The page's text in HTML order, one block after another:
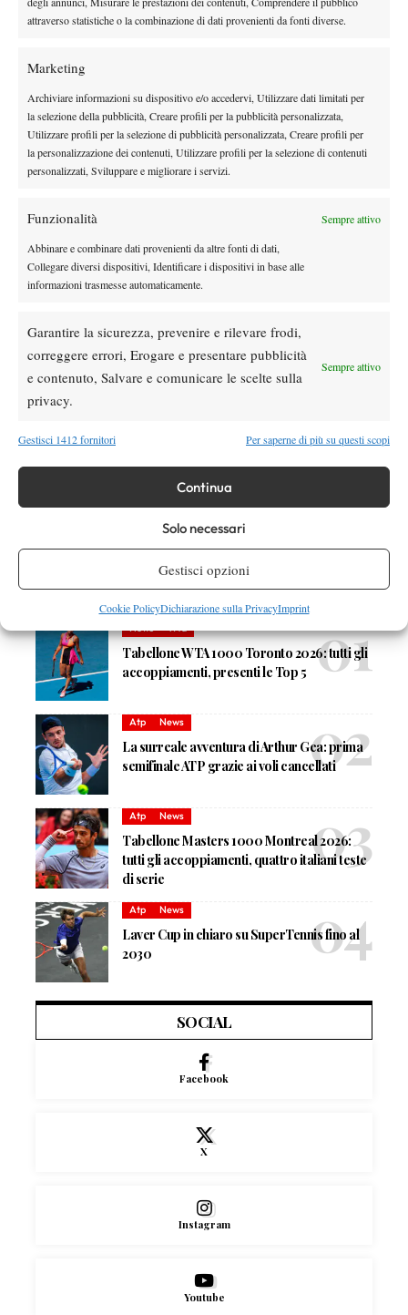
attraverso statistiche o la combinazione di dati provenienti da fonti diverse.
Marketing
Archiviare informazioni su dispositivo e/o accedervi, Utilizzare dati limitati per
la selezione della pubblicità, Creare profili per la pubblicità personalizzata,
Utilizzare profili per la selezione di pubblicità personalizzata, Creare profili per
la personalizzazione dei contenuti, Utilizzare profili per la selezione di contenuti
personalizzati, Sviluppare e migliorare i servizi.
Funzionalità Sempre attivo
Abbinare e combinare dati provenienti da altre fonti di dati,
Collegare diversi dispositivi, Identificare i dispositivi in base alle
informazioni trasmesse automaticamente.
Garantire la sicurezza, prevenire e rilevare frodi,
correggere errori, Erogare e presentare pubblicità
e contenuto, Salvare e comunicare le scelte sulla
privacy.
Sempre attivo
Gestisci 1412 fornitori Per saperne di più su questi scopi
Continua
Solo necessari
Gestisci opzioni
Cookie PolicyDichiarazione sulla PrivacyImprint
meravigliose e siamo felicissimi di come sia andata. Dobbiamo
quali tutto questo non sarebbe stato possibile, e i frequentatori
non è un traguardo, ma l’inizio di un percorso straordinario”. Lo
conferma Giorgio Tarantola, direttore del torneo. “I risultati di
questa prima edizione – ha aggiunto – sono di gran lunga
superiori a ogni più felice aspettativa. Il pubblico è stato
spettatori nell’arco della settimana. Abbiamo assistito a tanti
incontri di alto livello e ricevuto un ottimo riscontro da sponsor e
media. Ma non ci accontentiamo: siamo già al lavoro per
l’edizione 2026, per rendere questo torneo una tappa fissa del
RISULTATI
Singolare. Finale: Raphael Collignon (Bel) b. Vitaliy Sachko
(Ukr) 6-3 7-5.
TAGGED:ATP Challenger Monza
DI TENDENZA
News Wta
Tabellone WTA 1000 Toronto 2026: tutti gli
accoppiamenti, presenti le Top 5
Atp News
La surreale avventura di Arthur Gea: prima
semifinale ATP grazie ai voli cancellati
Atp News
Tabellone Masters 1000 Montreal 2026:
tutti gli accoppiamenti, quattro italiani teste
di serie
Atp News
Laver Cup in chiaro su SuperTennis fino al
2030
SOCIAL
Facebook
X
Instagram
Youtube